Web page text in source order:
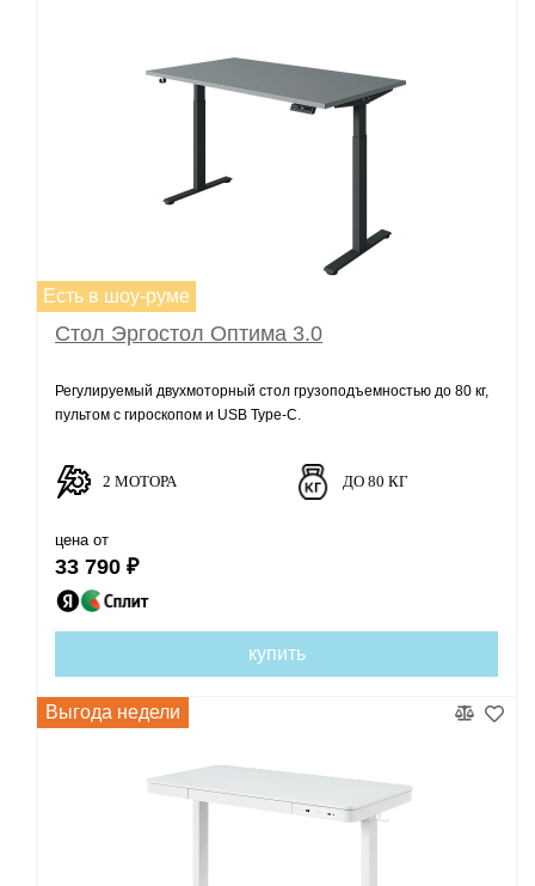
Есть в шоу-руме
Стол Эргостол Оптима 3.0
Регулируемый двухмоторный стол грузоподъемностью до 80 кг,
пультом с гироскопом и USB Type-C.
2 МОТОРА ДО 80 КГ
цена от
33 790 ₽
купить
Выгода недели